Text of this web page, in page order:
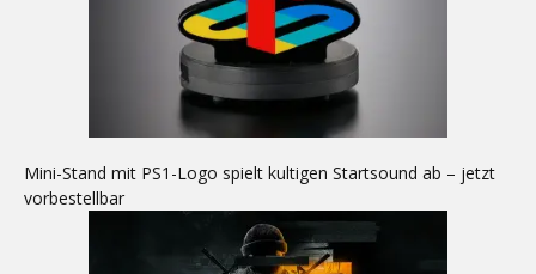
Mini-Stand mit PS1-Logo spielt kultigen Startsound ab – jetzt
vorbestellbar